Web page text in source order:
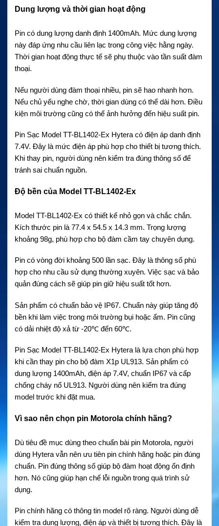
Dung lượng và thời gian hoạt động
Pin có dung lượng danh định 1400mAh. Mức dung lượng
này đáp ứng nhu cầu liên lạc trong công việc hằng ngày.
Thời gian hoạt động thực tế sẽ phụ thuộc vào tần suất đàm
thoại.
Nếu người dùng đàm thoại nhiều, pin sẽ hao nhanh hơn.
Nếu chủ yếu nghe chờ, thời gian dùng có thể dài hơn. Điều
kiện môi trường cũng có thể ảnh hưởng đến hiệu suất pin.
Pin Sạc Model TT-BL1402-Ex Hytera có điện áp danh định
7.4V. Đây là mức điện áp phù hợp cho thiết bị tương thích.
Khi thay pin, người dùng nên kiểm tra đúng thông số để
tránh sai chuẩn nguồn.
Độ bền của Model TT-BL1402-Ex
Model TT-BL1402-Ex có thiết kế nhỏ gọn và chắc chắn.
Kích thước pin là 77.4 x 54.5 x 14.3 mm. Trọng lượng
khoảng 98g, phù hợp cho bộ đàm cầm tay chuyên dụng.
Pin có vòng đời khoảng 500 lần sạc. Đây là thông số phù
hợp cho nhu cầu sử dụng thường xuyên. Việc sạc và bảo
quản đúng cách sẽ giúp pin giữ hiệu suất tốt hơn.
Sản phẩm có chuẩn bảo vệ IP67. Chuẩn này giúp tăng độ
bền khi làm việc trong môi trường bụi hoặc ẩm. Pin cũng
có dải nhiệt độ xả từ -20℃ đến 60℃.
Pin Sạc Model TT-BL1402-Ex Hytera là lựa chọn phù hợp
khi cần thay pin cho bộ đàm X1p UL913. Sản phẩm có
dung lượng 1400mAh, điện áp 7.4V, chuẩn IP67 và cấp
chống cháy nổ UL913. Người dùng nên kiểm tra đúng
model trước khi đặt mua.
Vì sao nên chọn pin Motorola chính hãng?
Dù tiêu đề mục dùng theo chuẩn bài pin Motorola, người
dùng Hytera vẫn nên ưu tiên pin chính hãng hoặc pin đúng
chuẩn. Pin đúng thông số giúp bộ đàm hoạt động ổn định
hơn. Nó cũng giúp hạn chế lỗi nguồn trong quá trình sử
dụng.
Pin chính hãng có thông tin model rõ ràng. Người dùng dễ
kiểm tra dung lượng, điện áp và thiết bị tương thích. Đây là